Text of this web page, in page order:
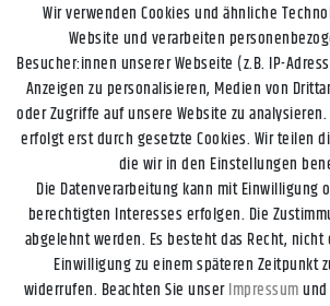
Impressum Daten­schutz­erklärung AGB
Wir verwenden Cookies und ähnliche
Website und verarbeiten
Besucher:innen unserer Webseite (z.B. IP-
Anzeigen zu personalisieren, Medien von
oder Zugriffe auf unsere Website zu
erfolgt erst durch gesetzte Cookies. Wir teilen
die wir in den Einstellungen
Die Datenverarbeitung kann mit Einwilligung
berechtigten Interesses erfolgen. Die
abgelehnt werden. Es besteht das Recht,
Einwilligung zu einem späteren Zeitpunkt
widerrufen. Beachten Sie unserImpressum